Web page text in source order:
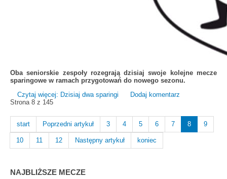
Oba seniorskie zespoły rozegrają dzisiaj swoje kolejne mecze
sparingowe w ramach przygotowań do nowego sezonu.
Czytaj więcej: Dzisiaj dwa sparingi
Dodaj komentarz
Strona 8 z 145
start Poprzedni artykuł 3 4 5 6 7 8 9
10 11 12 Następny artykuł koniec
NAJBLIŻSZE MECZE